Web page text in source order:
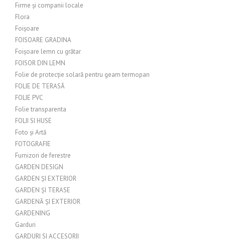
Firme și companii locale
Flora
Foișoare
FOISOARE GRADINA
Foișoare lemn cu grătar
FOISOR DIN LEMN
Folie de protecție solară pentru geam termopan
FOLIE DE TERASĂ
FOLIE PVC
Folie transparenta
FOLII SI HUSE
Foto și Artă
FOTOGRAFIE
Furnizori de ferestre
GARDEN DESIGN
GARDEN ȘI EXTERIOR
GARDEN ȘI TERASE
GARDENĂ ȘI EXTERIOR
GARDENING
Garduri
GARDURI SI ACCESORII